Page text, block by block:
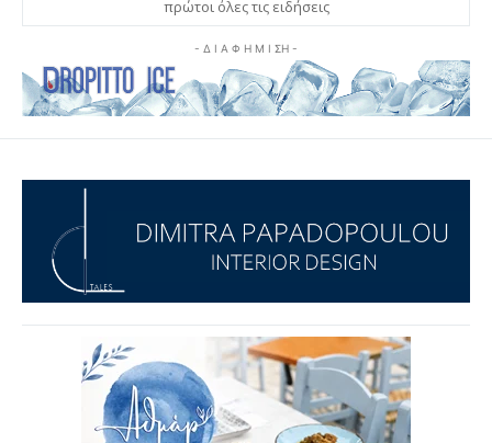
πρώτοι όλες τις ειδήσεις
- Δ Ι Α Φ Η Μ Ι ΣΗ -